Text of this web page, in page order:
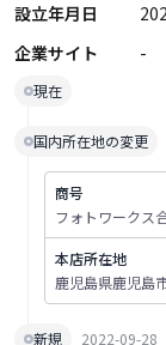
設立年月日
企業サイト
-
現在
国内所在地の変更
商号
フォトワークス
本店所在地
鹿児島県鹿児島
新規 2022-09-28